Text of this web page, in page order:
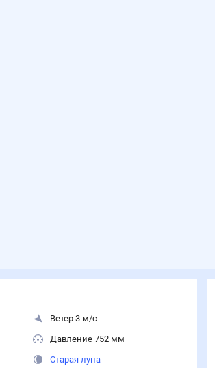
Ветер 3 м/с
Давление 752 мм
Старая луна